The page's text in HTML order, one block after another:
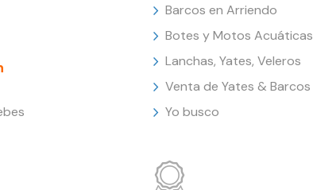
Barcos en Arriendo
Botes y Motos Acuáticas
Lanchas, Yates, Veleros
Venta de Yates & Barcos
Yo busco